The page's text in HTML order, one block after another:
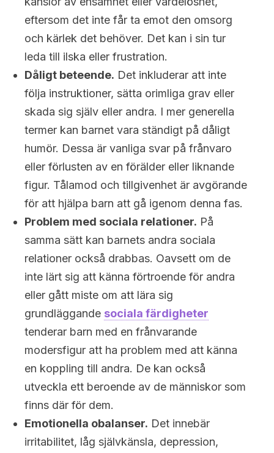
eftersom det inte får ta emot den omsorg
och kärlek det behöver. Det kan i sin tur
leda till ilska eller frustration.
Dåligt beteende. Det inkluderar att inte
följa instruktioner, sätta orimliga grav eller
skada sig själv eller andra. I mer generella
termer kan barnet vara ständigt på dåligt
humör. Dessa är vanliga svar på frånvaro
eller förlusten av en förälder eller liknande
figur. Tålamod och tillgivenhet är avgörande
för att hjälpa barn att gå igenom denna fas.
Problem med sociala relationer. På
samma sätt kan barnets andra sociala
relationer också drabbas. Oavsett om de
inte lärt sig att känna förtroende för andra
eller gått miste om att lära sig
grundläggande sociala färdigheter
tenderar barn med en frånvarande
modersfigur att ha problem med att känna
en koppling till andra. De kan också
utveckla ett beroende av de människor som
finns där för dem.
Emotionella obalanser. Det innebär
irritabilitet, låg självkänsla, depression,